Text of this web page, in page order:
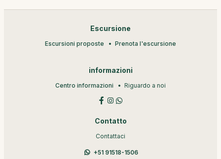
Escursione
Escursioni proposte Prenota l'escursione
informazioni
Centro informazioni Riguardo a noi
Contatto
Contattaci
+51 91518-1506